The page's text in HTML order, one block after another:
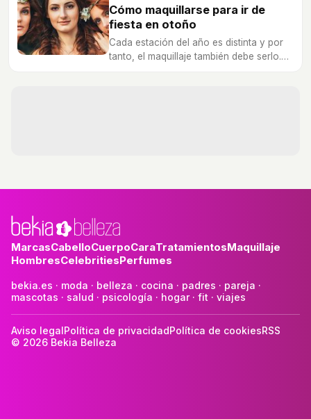
Cómo maquillarse para ir de
fiesta en otoño
Cada estación del año es distinta y por
tanto, el maquillaje también debe serlo.
MarcasCabelloCuerpoCaraTratamientosMaquillaje
HombresCelebritiesPerfumes
bekia.es · moda · belleza · cocina · padres · pareja ·
mascotas · salud · psicología · hogar· fit · viajes
Aviso legalPolítica de privacidadPolítica de cookiesRSS
© 2026 Bekia Belleza